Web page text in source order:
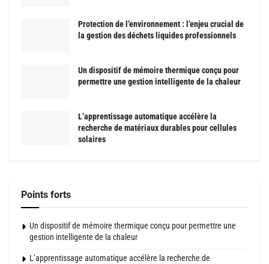
Protection de l’environnement : l’enjeu crucial de
la gestion des déchets liquides professionnels
Un dispositif de mémoire thermique conçu pour
permettre une gestion intelligente de la chaleur
L’apprentissage automatique accélère la
recherche de matériaux durables pour cellules
solaires
Points forts
Un dispositif de mémoire thermique conçu pour permettre une
gestion intelligente de la chaleur
L’apprentissage automatique accélère la recherche de